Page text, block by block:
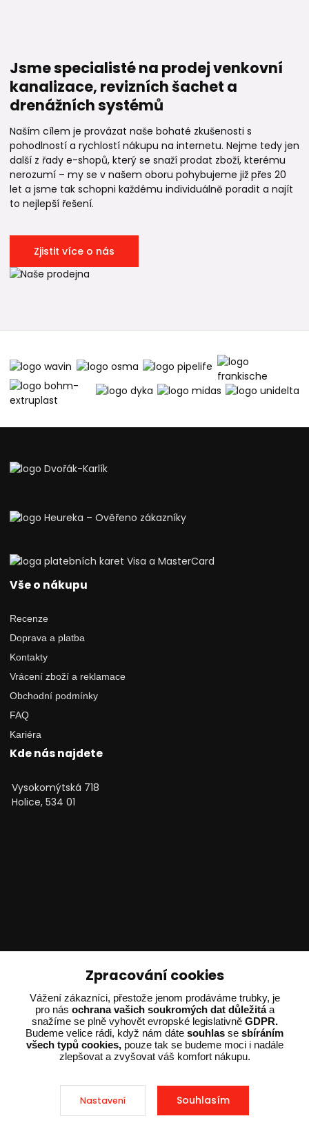
Jsme specialisté na prodej venkovní
kanalizace, revizních šachet a
drenážních systémů
Naším cílem je provázat naše bohaté zkušenosti s
pohodlností a rychlostí nákupu na internetu. Nejme tedy jen
další z řady e-shopů, který se snaží prodat zboží, kterému
nerozumí – my se v našem oboru pohybujeme již přes 20
let a jsme tak schopni každému individuálně poradit a najít
to nejlepší řešení.
Zjistit více o nás
Vše o nákupu
Recenze
Doprava a platba
Kontakty
Vrácení zboží a reklamace
Obchodní podmínky
FAQ
Kariéra
Kde nás najdete
Vysokomýtská 718
Holice, 534 01
Technické poradenství
Ing. Adam Dvořák
+420 602 234 254
(Po-Pá 8:00 - 15:00)
potrebujiporadit@dvorak-karlik.cz
Zpracování cookies
Vážení zákazníci, přestože jenom prodáváme trubky, je
pro nás ochrana vašich soukromých dat důležitáa
snažíme se plně vyhovět evropské legislativně GDPR.
Budeme velice rádi, když nám dáte souhlas se sbíráním
všech typů cookies,pouze tak se budeme moci i nadále
zlepšovat a zvyšovat váš komfort nákupu.
Nastavení Souhlasím